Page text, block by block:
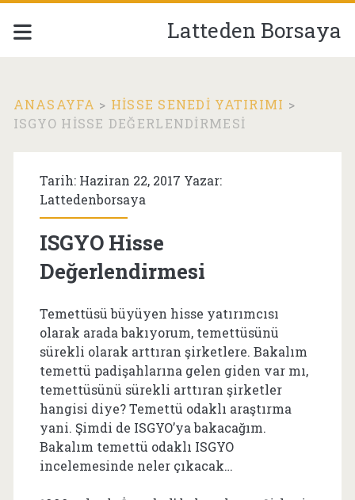
Latteden Borsaya
ANASAYFA > HISSE SENEDI YATIRIMI >
ISGYO HISSE DEĞERLENDIRMESI
Tarih: Haziran 22, 2017 Yazar:
Lattedenborsaya
ISGYO Hisse
Değerlendirmesi
Temettüsü büyüyen hisse yatırımcısı
olarak arada bakıyorum, temettüsünü
sürekli olarak arttıran şirketlere. Bakalım
temettü padişahlarına gelen giden var mı,
temettüsünü sürekli arttıran şirketler
hangisi diye? Temettü odaklı araştırma
yani. Şimdi de ISGYO’ya bakacağım.
Bakalım temettü odaklı ISGYO
incelemesinde neler çıkacak…